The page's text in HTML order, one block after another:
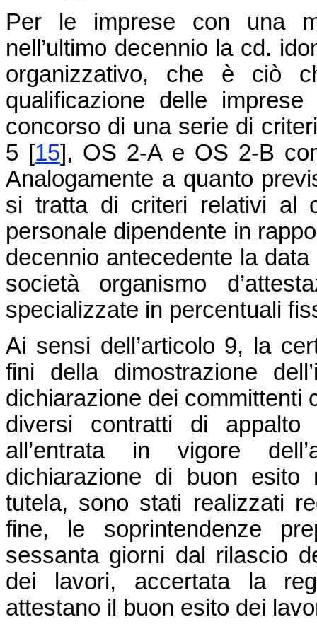
Per le imprese con una
nell’ultimo decennio la cd.
organizzativo, che è ciò
qualificazione delle
concorso di una serie di
5 [15], OS 2-A e OS 2-B
Analogamente a quanto
si tratta di criteri relativi al
personale dipendente in
decennio antecedente la
società organismo
specializzate in percentuali
Ai sensi dell’articolo 9, la
fini della dimostrazione
dichiarazione dei committenti
diversi contratti di
all’entrata in vigore
dichiarazione di buon esito
tutela, sono stati realizzati
fine, le soprintendenze
sessanta giorni dal rilascio
dei lavori, accertata la
attestano il buon esito dei